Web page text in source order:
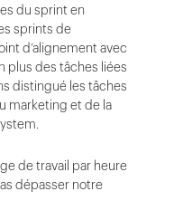
du sprint en
sprints de
d’alignement avec
plus des tâches liées
distingué les tâches
marketing et de la
de travail par heure
dépasser notre